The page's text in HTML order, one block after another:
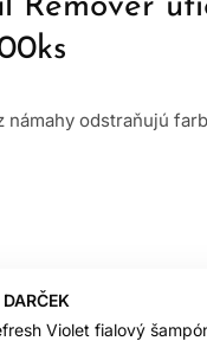
Remover
odstraňujú
Violet fialový